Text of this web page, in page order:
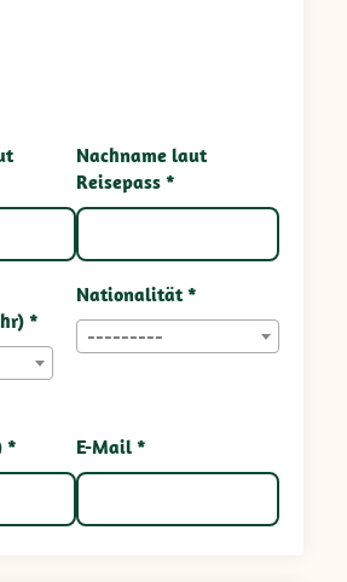
Nachname laut
Reisepass *
*
Nationalität *
---------
* E-Mail *